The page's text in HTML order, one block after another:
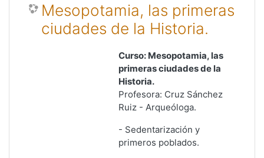
Mesopotamia, las primeras
ciudades de la Historia.
Curso: Mesopotamia, las
primeras ciudades de la
Historia.
Profesora: Cruz Sánchez
Ruiz - Arqueóloga.
- Sedentarización y
primeros poblados.